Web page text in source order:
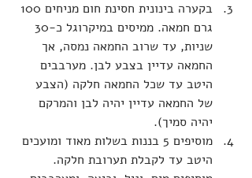
שניות, עד שרוב החמאה נמסה, אך
החמאה עדיין בצבע לבן. מערבבים
היטב עד שכל החמאה חלקה (הצבע
של החמאה עדיין יהיה לבן והמרקם
יהיה סמיך).
מוסיפים 5 בננות בשלות מאוד ומועכים
היטב עד לקבלת תערובת חלקה.